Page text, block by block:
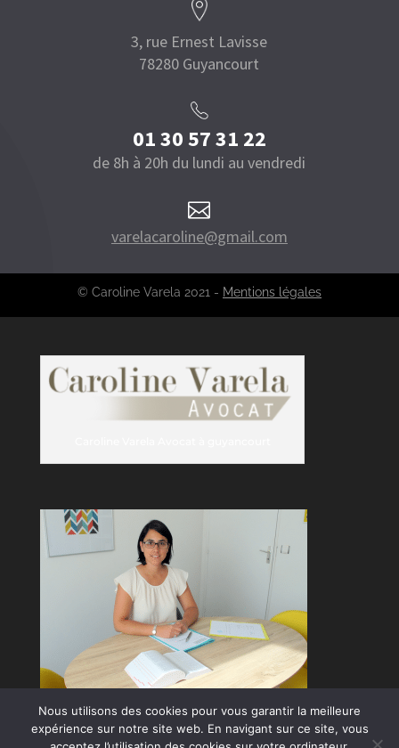
3, rue Ernest Lavisse
78280 Guyancourt
01 30 57 31 22
de 8h à 20h du lundi au vendredi

varelacaroline@gmail.com
© Caroline Varela 2021 - Mentions légales
Nous utilisons des cookies pour vous garantir la meilleure
expérience sur notre site web. En navigant sur ce site, vous